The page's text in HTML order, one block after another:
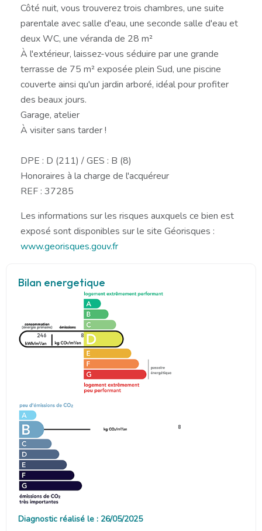
Côté nuit, vous trouverez trois chambres, une suite
parentale avec salle d'eau, une seconde salle d'eau et
deux WC, une véranda de 28 m²
À l'extérieur, laissez-vous séduire par une grande
terrasse de 75 m² exposée plein Sud, une piscine
couverte ainsi qu'un jardin arboré, idéal pour profiter
des beaux jours.
Garage, atelier
À visiter sans tarder !
DPE : D (211) / GES : B (8)
Honoraires à la charge de l'acquéreur
REF : 37285
Les informations sur les risques auxquels ce bien est
exposé sont disponibles sur le site Géorisques :
www.georisques.gouv.fr
Bilan energetique
246 8
8
Diagnostic réalisé le : 26/05/2025